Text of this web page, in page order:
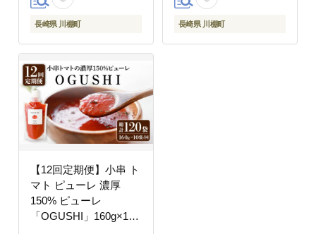
長崎県 川棚町 長崎県 川棚町
【12回定期便】小串 ト
マト ピューレ 濃厚
150% ピューレ
「OGUSHI」160g×10